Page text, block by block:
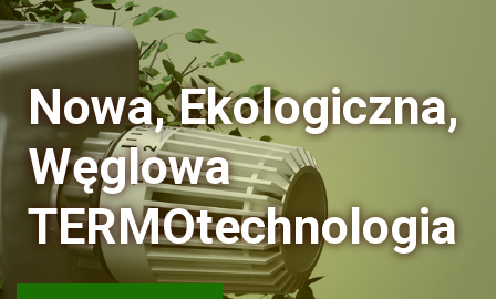
Nowa, Ekologiczna,
Węglowa
TERMOtechnologia